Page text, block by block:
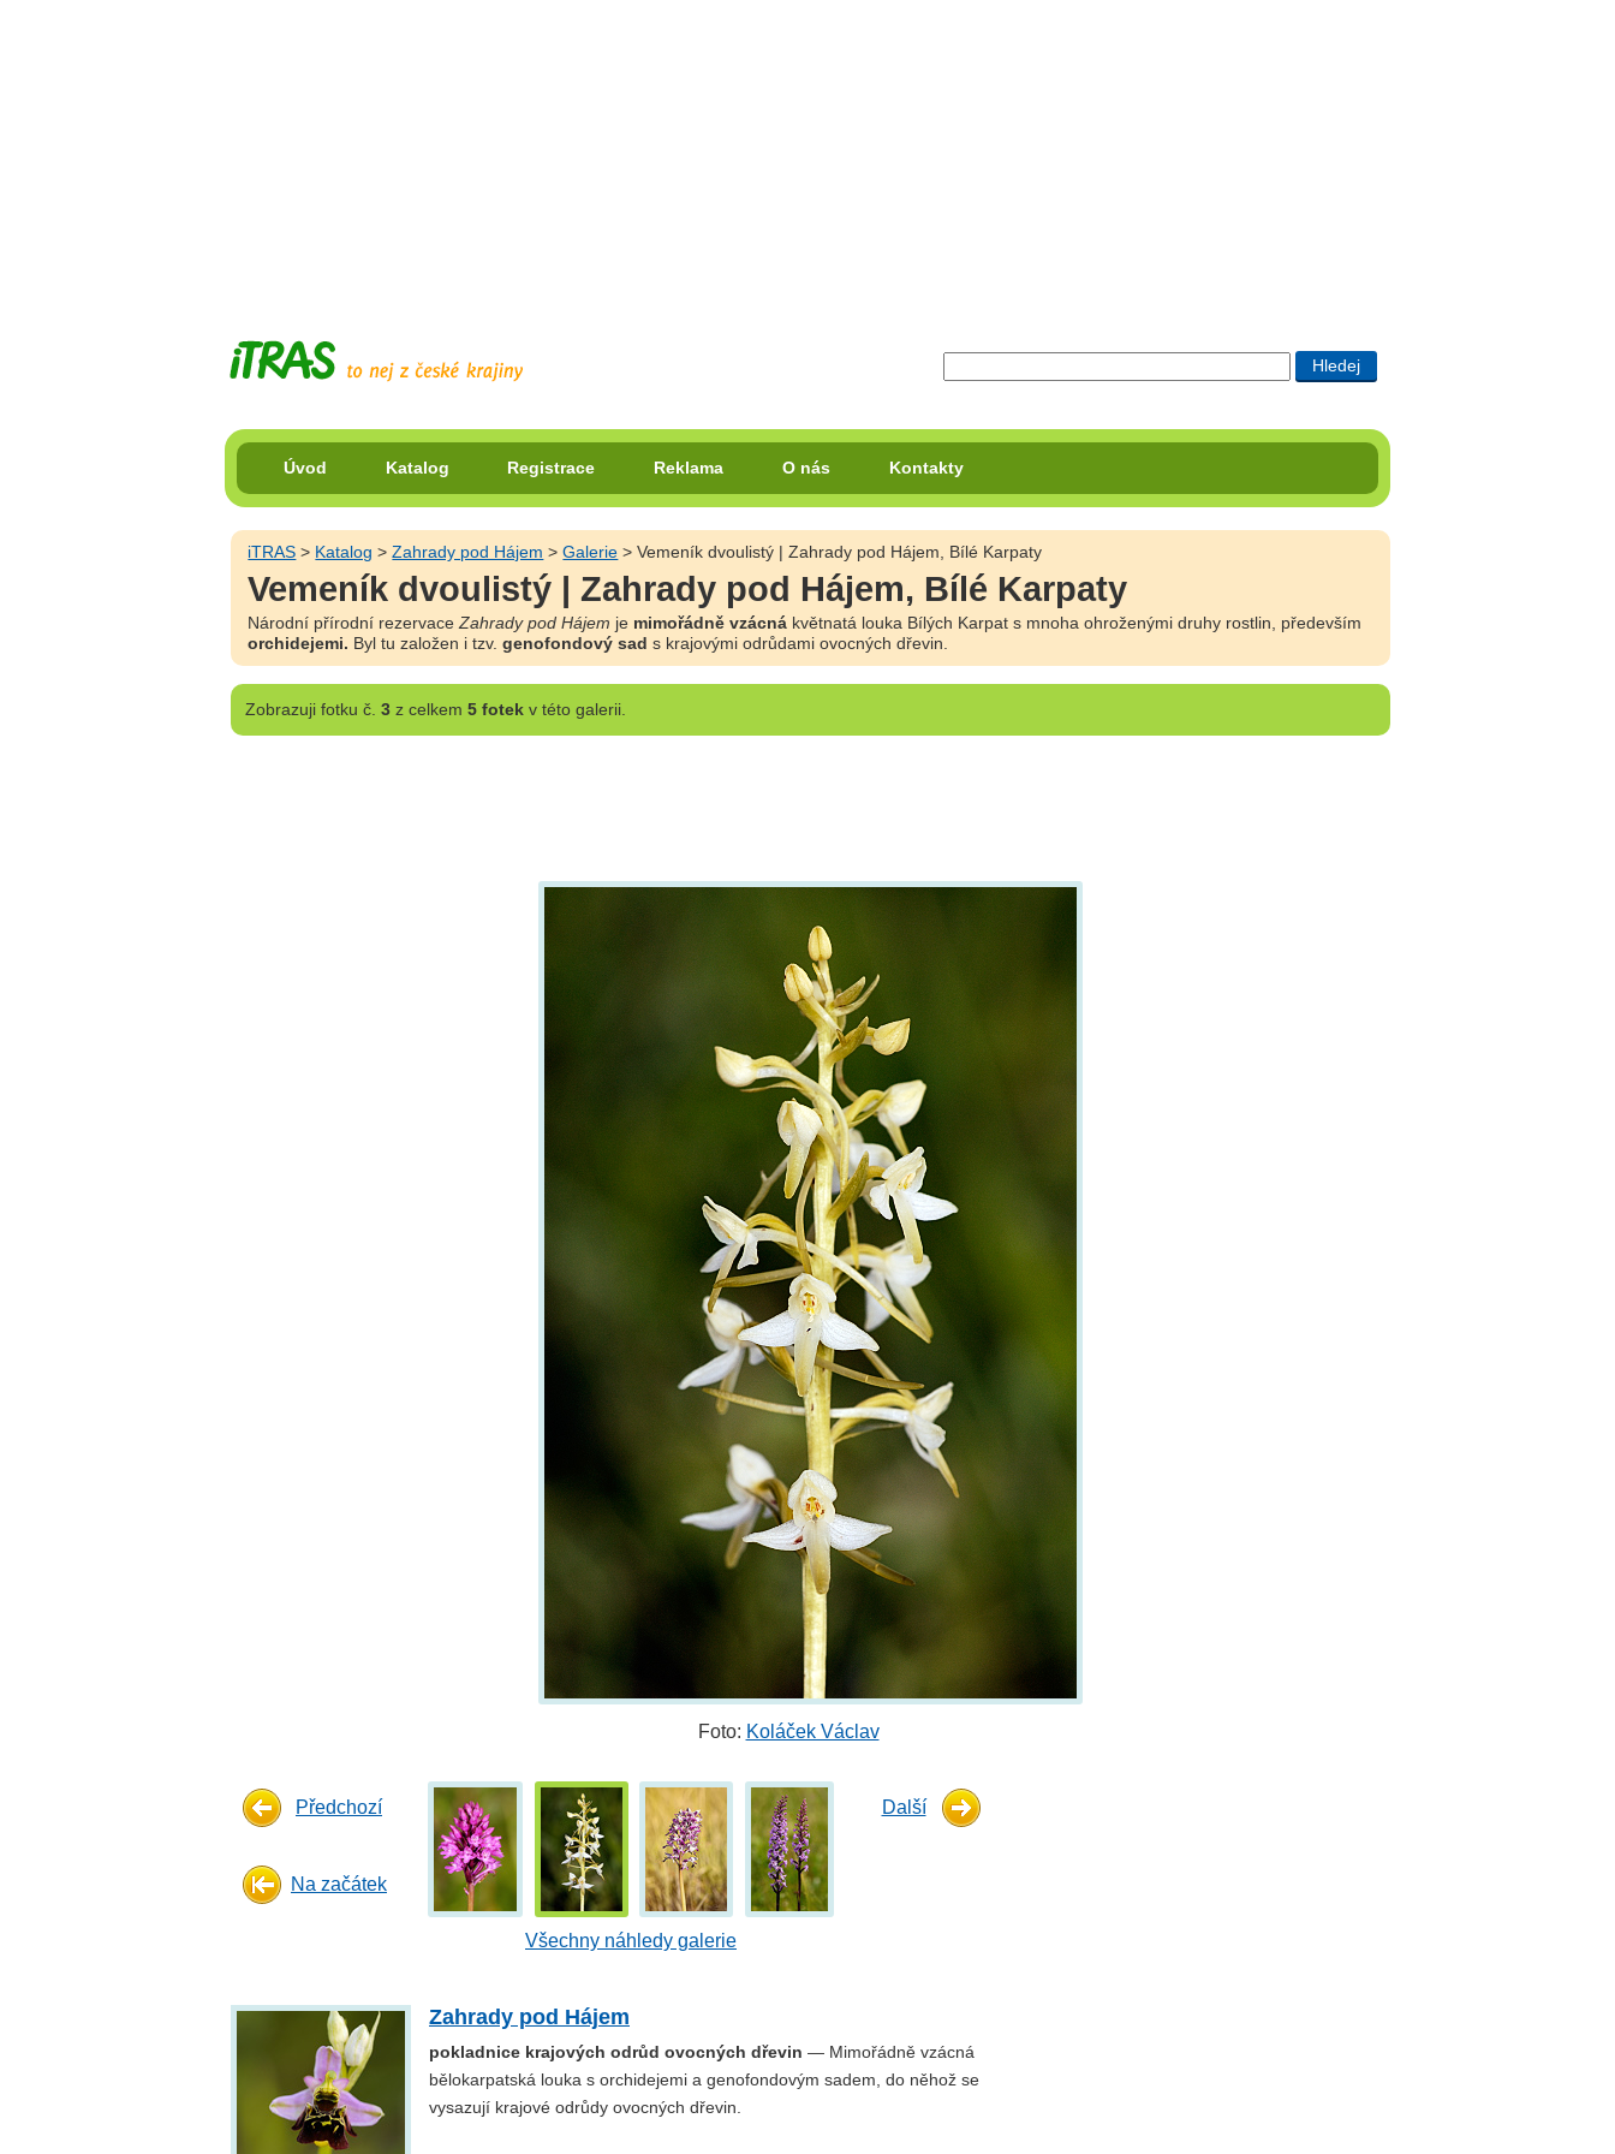
Úvod Katalog Registrace Reklama O nás Kontakty
iTRAS > Katalog >Zahrady pod Hájem >Galerie > Vemeník dvoulistý | Zahrady pod Hájem, Bílé Karpaty
Vemeník dvoulistý | Zahrady pod Hájem, Bílé Karpaty
Národní přírodní rezervaceZahrady pod Hájem je mimořádně vzácnákvětnatá louka Bílých Karpat s mnoha ohroženými druhy rostlin, především
orchidejemi. Byl tu založen i tzv. genofondový sad s krajovými odrůdami ovocných dřevin.
Zobrazujifotku č. 3z celkem 5 fotekv této galerii.
Foto: Koláček Václav
Předchozí
Na začátek
Všechny náhledy galerie
Další
Zahrady pod Hájem
pokladnice krajových odrůd ovocných dřevin — Mimořádně vzácná
bělokarpatská louka s orchidejemi a genofondovým sadem, do něhož se
vysazují krajové odrůdy ovocných dřevin.